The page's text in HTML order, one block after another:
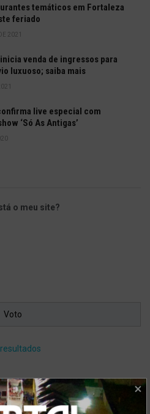
temáticos em Fortaleza
feriado
2021
venda de ingressos para
luxuoso; saiba mais
live especial com
‘Só As Antigas’
o meu site?